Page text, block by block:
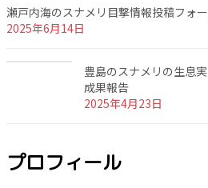
瀬戸内海のスナメリ目撃情報投稿フォ
2025年6月14日
豊島のスナメリの生息
成果報告
2025年4月23日
プロフィール